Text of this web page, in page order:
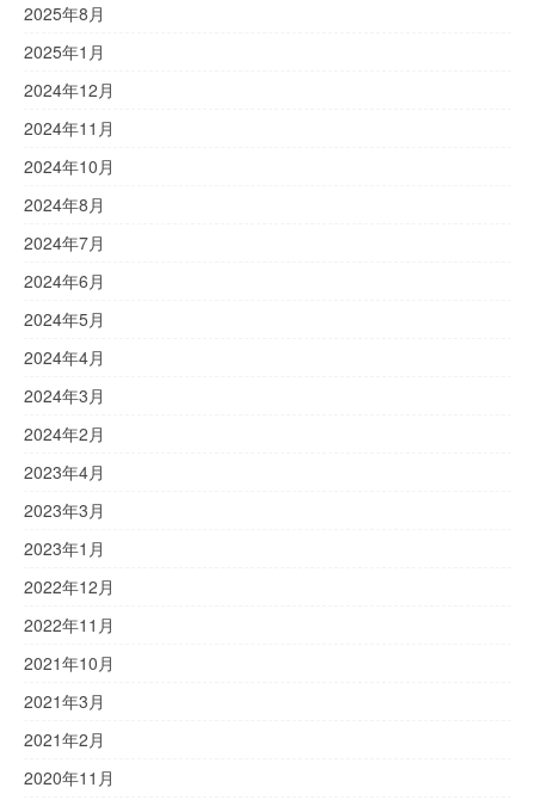
2025年8月
2025年1月
2024年12月
2024年11月
2024年10月
2024年8月
2024年7月
2024年6月
2024年5月
2024年4月
2024年3月
2024年2月
2023年4月
2023年3月
2023年1月
2022年12月
2022年11月
2021年10月
2021年3月
2021年2月
2020年11月